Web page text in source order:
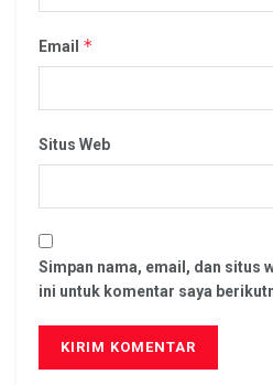
Email *
Situs Web
Simpan nama, email, dan situs
ini untuk komentar saya